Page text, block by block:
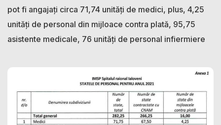
pot fi angajați circa 71,74 unități de medici, plus, 4,25
unități de personal din mijloace contra plată, 95,75
asistente medicale, 76 unități de personal infiermiere